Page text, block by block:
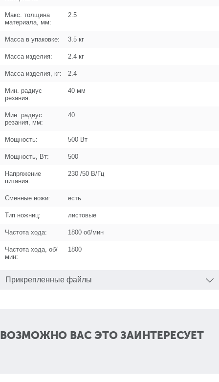
Цена (Р)
Поз. в схеме
Название
Кол-во по схеме
Кол-во в корзину
Поз. в схеме
Кол-во в корзину
Макс. толщина
материала, мм:
2.5
Масса в упаковке: 3.5 кг
Масса изделия: 2.4 кг
Масса изделия, кг: 2.4
Мин. радиус
резания:
40 мм
Мин. радиус
резания, мм:
40
Мощность: 500 Вт
Мощность, Вт: 500
Напряжение
питания:
230 /50 В/Гц
Сменные ножи: есть
Тип ножниц: листовые
Частота хода: 1800 об/мин
Частота хода, об/
мин:
1800
Прикрепленные файлы
ВОЗМОЖНО ВАС ЭТО ЗАИНТЕРЕСУЕТ